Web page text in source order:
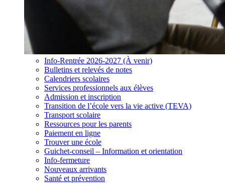
Info-Rentrée 2026-2027 (À venir)
Bulletins et relevés de notes
Calendriers scolaires
Services professionnels aux élèves
Admission et inscription
Transition de l’école vers la vie active (TEVA)
Transport scolaire
Ressources pour les parents
Paiement en ligne
Trouver une école
Guichet-conseil – Information et orientation
Info-fermeture
Nouveaux arrivants
Santé et prévention